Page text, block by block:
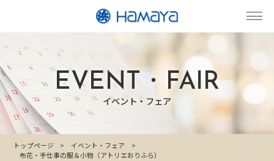
EVENT・FAIR
イベント・フェア
トップページ
イベント・フェア
布花・手仕事の服＆小物（アトリエおりふら）